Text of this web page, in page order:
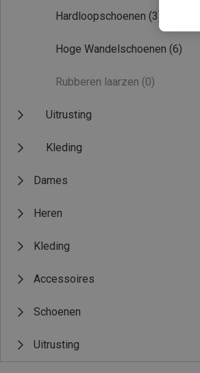
Hardloopschoenen (3)
Hoge Wandelschoenen (6)
Rubberen laarzen (0)
Uitrusting
Kleding
Dames
Heren
Kleding
Accessoires
Schoenen
Uitrusting